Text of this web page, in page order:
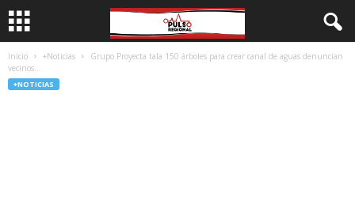
Inicio +Noticias
Grupo Proyecta tala 150 árboles para crear canal de aguas denuncian
vecinos...
+NOTICIAS